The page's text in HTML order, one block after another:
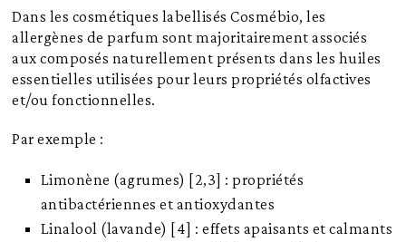
Dans les cosmétiques labellisés Cosmébio, les
allergènes de parfum sont majoritairement associés
aux composés naturellement présents dans les huiles
essentielles utilisées pour leurs propriétés olfactives
et/ou fonctionnelles.
Par exemple :
Limonène (agrumes) [2,3] : propriétés
antibactériennes et antioxydantes
Linalool (lavande) [4] : effets apaisants et calmants